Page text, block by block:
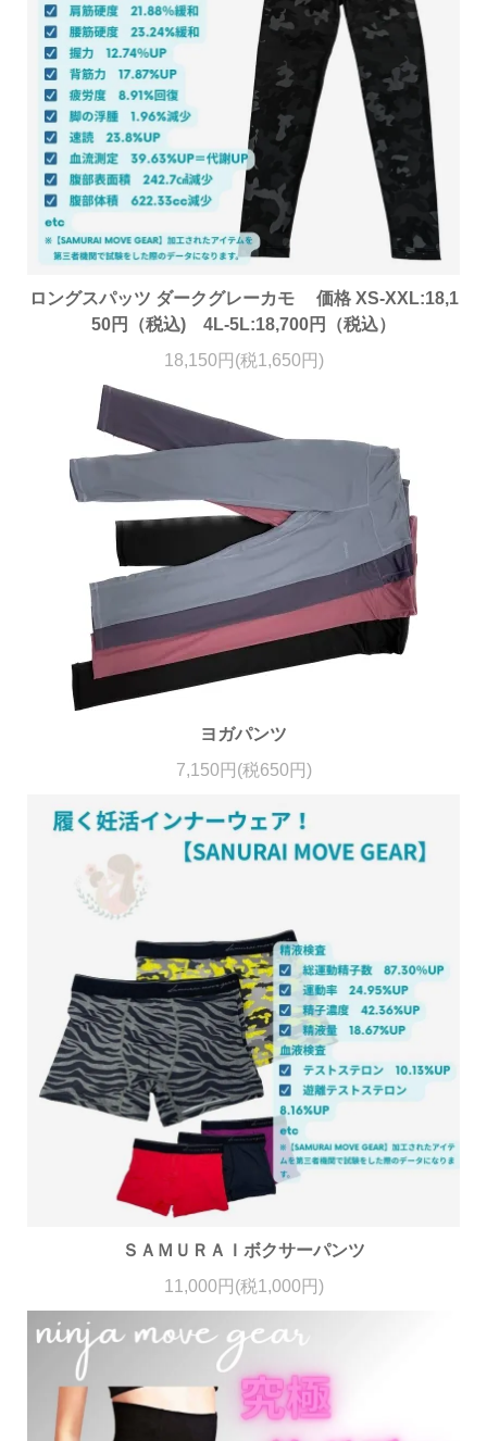
ロングスパッツ ダークグレーカモ 価格 XS-XXL:18,1
50円（税込) 4L-5L:18,700円（税込）
18,150円(税1,650円)
ヨガパンツ
7,150円(税650円)
ＳＡＭＵＲＡＩボクサーパンツ
11,000円(税1,000円)